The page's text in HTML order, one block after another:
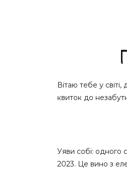
Вітаю тебе у
квиток до
Уяви собі: одного
2023. Це вино з